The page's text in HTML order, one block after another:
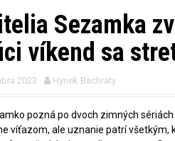
Sezamka
víkend sa
2023 Hynek Bachraty
pozná po dvoch zimných
víťazom, ale uznanie patrí